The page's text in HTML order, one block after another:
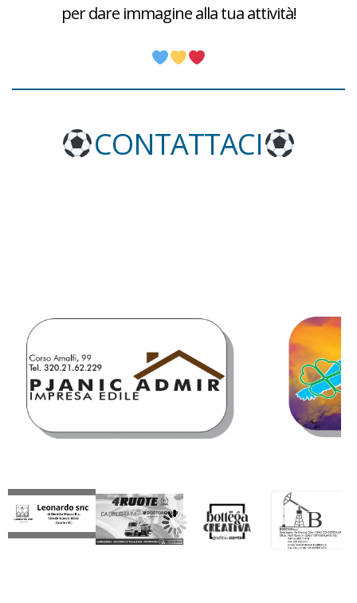
per dare immagine alla tua attività!
CONTATTACI